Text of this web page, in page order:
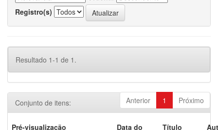
Registro(s)
Resultado 1-1 de 1.
Anterior 1 Próximo
Conjunto de itens:
Pré-visualização
Data do
Título